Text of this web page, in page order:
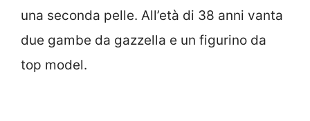
una seconda pelle. All’età di 38 anni vanta
due gambe da gazzella e un figurino da
top model.